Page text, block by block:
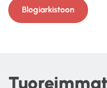
Blogiarkistoon